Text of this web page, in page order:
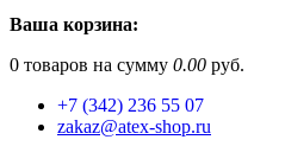
Ваша корзина:
0 товаров на сумму 0.00 руб.
+7 (342) 236 55 07
zakaz@atex-shop.ru